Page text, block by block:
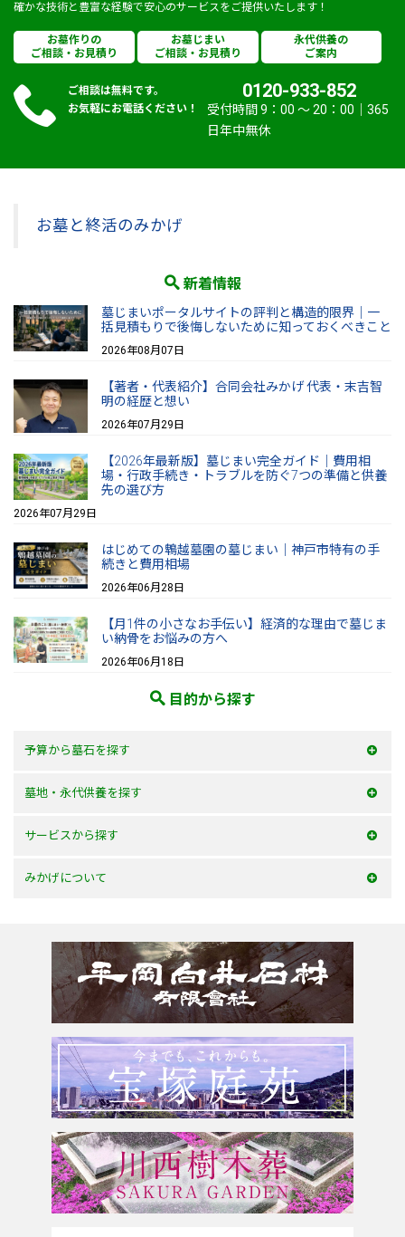
確かな技術と豊富な経験で安心のサービスをご提供いたします！
お墓作りの
ご相談・お見積り
お墓じまい
ご相談・お見積り
永代供養の
ご案内
ご相談は無料です。
お気軽にお電話ください！
0120-933-852
受付時間 9：00 〜 20：00｜365
日年中無休
お墓と終活のみかげ
新着情報
墓じまいポータルサイトの評判と構造的限界｜一
括見積もりで後悔しないために知っておくべきこと
2026年08月07日
【著者・代表紹介】合同会社みかげ 代表・末吉智
明の経歴と想い
2026年07月29日
【2026年最新版】墓じまい完全ガイド｜費用相
場・行政手続き・トラブルを防ぐ7つの準備と供養
先の選び方
2026年07月29日
はじめての鵯越墓園の墓じまい｜神戸市特有の手
続きと費用相場
2026年06月28日
【月1件の小さなお手伝い】経済的な理由で墓じま
い納骨をお悩みの方へ
2026年06月18日
目的から探す
予算から墓石を探す
50万以内
100万以内
150万以内
墓地・永代供養を探す
大阪府
兵庫県
奈良県
和歌山県
サービスから探す
お墓を建てる
墓じまい・改葬
追加文字彫刻
みかげについて
会社案内
よくあるご質問
お問合せ